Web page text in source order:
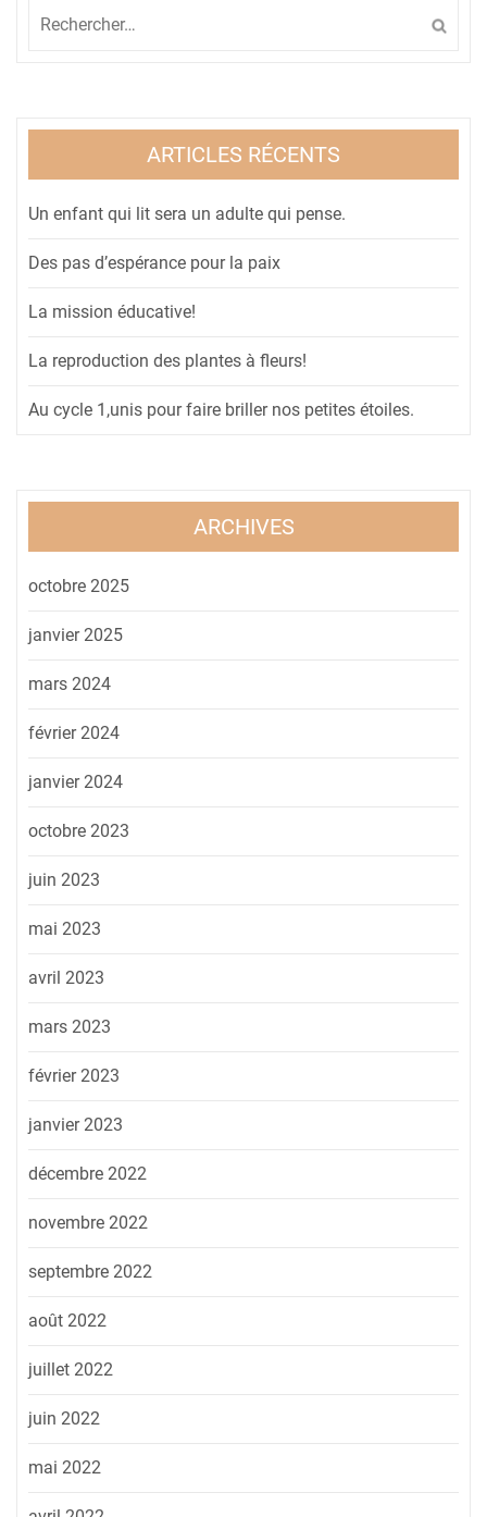
ARTICLES RÉCENTS
Un enfant qui lit sera un adulte qui pense.
Des pas d’espérance pour la paix
La mission éducative!
La reproduction des plantes à fleurs!
Au cycle 1,unis pour faire briller nos petites étoiles.
ARCHIVES
octobre 2025
janvier 2025
mars 2024
février 2024
janvier 2024
octobre 2023
juin 2023
mai 2023
avril 2023
mars 2023
février 2023
janvier 2023
décembre 2022
novembre 2022
septembre 2022
août 2022
juillet 2022
juin 2022
mai 2022